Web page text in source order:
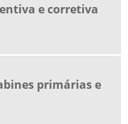
GERADOR
GERADORES
e corretiva
primárias e